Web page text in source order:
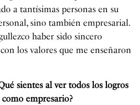
a tantísimas personas en su
sino también empresarial.
haber sido sincero
los valores que me enseñaron
sientes al ver todos los logros
empresario?